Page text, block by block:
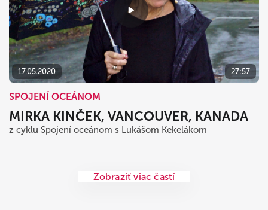
17.05.2020 27:57
SPOJENÍ OCEÁNOM
MIRKA KINČEK, VANCOUVER, KANADA
z cyklu Spojení oceánom s Lukášom Kekelákom
Zobraziť viac častí